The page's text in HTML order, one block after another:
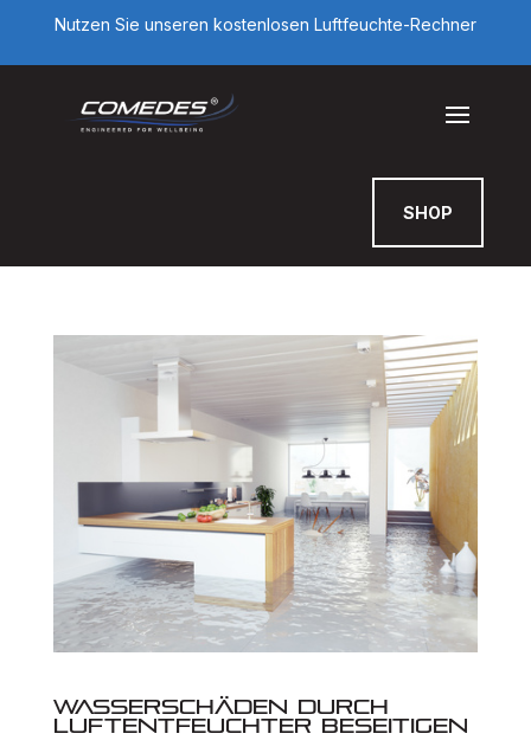
Nutzen Sie unseren kostenlosen Luftfeuchte-Rechner
SHOP
Wasserschäden durch
Luftentfeuchter beseitigen